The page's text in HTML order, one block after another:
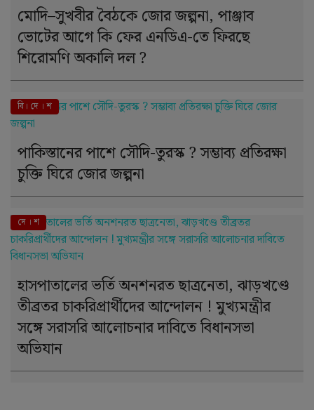
মোদি–সুখবীর বৈঠকে জোর জল্পনা, পাঞ্জাব
ভোটের আগে কি ফের এনডিএ-তে ফিরছে
শিরোমণি অকালি দল ?
বি। দে । শ
পাকিস্তানের পাশে সৌদি-তুরস্ক ? সম্ভাব্য প্রতিরক্ষা
চুক্তি ঘিরে জোর জল্পনা
দে । শ
হাসপাতালের ভর্তি অনশনরত ছাত্রনেতা, ঝাড়খণ্ডে
তীব্রতর চাকরিপ্রার্থীদের আন্দোলন ! মুখ্যমন্ত্রীর
সঙ্গে সরাসরি আলোচনার দাবিতে বিধানসভা
অভিযান